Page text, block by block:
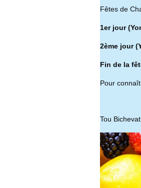
Fêtes de
1er jour
2ème jour
Fin de la
Pour
Tou